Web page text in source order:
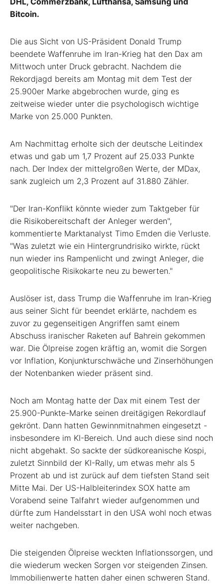
Bitcoin.
Die aus Sicht von US-Präsident Donald Trump
beendete Waffenruhe im Iran-Krieg hat den Dax am
Mittwoch unter Druck gebracht. Nachdem die
Rekordjagd bereits am Montag mit dem Test der
25.900er Marke abgebrochen wurde, ging es
zeitweise wieder unter die psychologisch wichtige
Marke von 25.000 Punkten.
Am Nachmittag erholte sich der deutsche Leitindex
etwas und gab um 1,7 Prozent auf 25.033 Punkte
nach. Der Index der mittelgroßen Werte, der MDax,
sank zugleich um 2,3 Prozent auf 31.880 Zähler.
"Der Iran-Konflikt könnte wieder zum Taktgeber für
die Risikobereitschaft der Anleger werden",
kommentierte Marktanalyst Timo Emden die Verluste.
"Was zuletzt wie ein Hintergrundrisiko wirkte, rückt
nun wieder ins Rampenlicht und zwingt Anleger, die
geopolitische Risikokarte neu zu bewerten."
Auslöser ist, dass Trump die Waffenruhe im Iran-Krieg
aus seiner Sicht für beendet erklärte, nachdem es
zuvor zu gegenseitigen Angriffen samt einem
Abschuss iranischer Raketen auf Bahrein gekommen
war. Die Ölpreise zogen kräftig an, womit die Sorgen
vor Inflation, Konjunkturschwäche und Zinserhöhungen
der Notenbanken wieder präsent sind.
Noch am Montag hatte der Dax mit einem Test der
25.900-Punkte-Marke seinen dreitägigen Rekordlauf
gekrönt. Dann hatten Gewinnmitnahmen eingesetzt -
insbesondere im KI-Bereich. Und auch diese sind noch
nicht abgehakt. So sackte der südkoreanische Kospi,
zuletzt Sinnbild der KI-Rally, um etwas mehr als 5
Prozent ab und ist zurück auf dem tiefsten Stand seit
Mitte Mai. Der US-Halbleiterindex SOX hatte am
Vorabend seine Talfahrt wieder aufgenommen und
dürfte zum Handelsstart in den USA wohl noch etwas
weiter nachgeben.
Die steigenden Ölpreise weckten Inflationssorgen, und
die wiederum wecken Sorgen vor steigenden Zinsen.
Immobilienwerte hatten daher einen schweren Stand.